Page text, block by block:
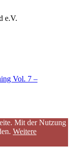
e.V.
Vol. 7 –
Mit der Nutzung
Weitere